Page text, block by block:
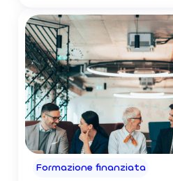
Formazione finanziata